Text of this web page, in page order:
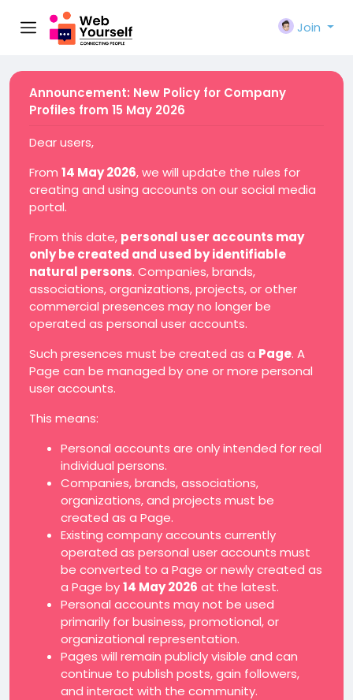
Join
Announcement: New Policy for Company
Profiles from 15 May 2026
Dear users,
From 14 May 2026, we will update the rules for
creating and using accounts on our social media
portal.
From this date, personal user accounts may
only be created and used by identifiable
natural persons. Companies, brands,
associations, organizations, projects, or other
commercial presences may no longer be
operated as personal user accounts.
Such presences must be created as a Page. A
Page can be managed by one or more personal
user accounts.
This means:
Personal accounts are only intended for real
individual persons.
Companies, brands, associations,
organizations, and projects must be
created as a Page.
Existing company accounts currently
operated as personal user accounts must
be converted to a Page or newly created as
a Page by14 May 2026 at the latest.
Personal accounts may not be used
primarily for business, promotional, or
organizational representation.
Pages will remain publicly visible and can
continue to publish posts, gain followers,
and interact with the community.